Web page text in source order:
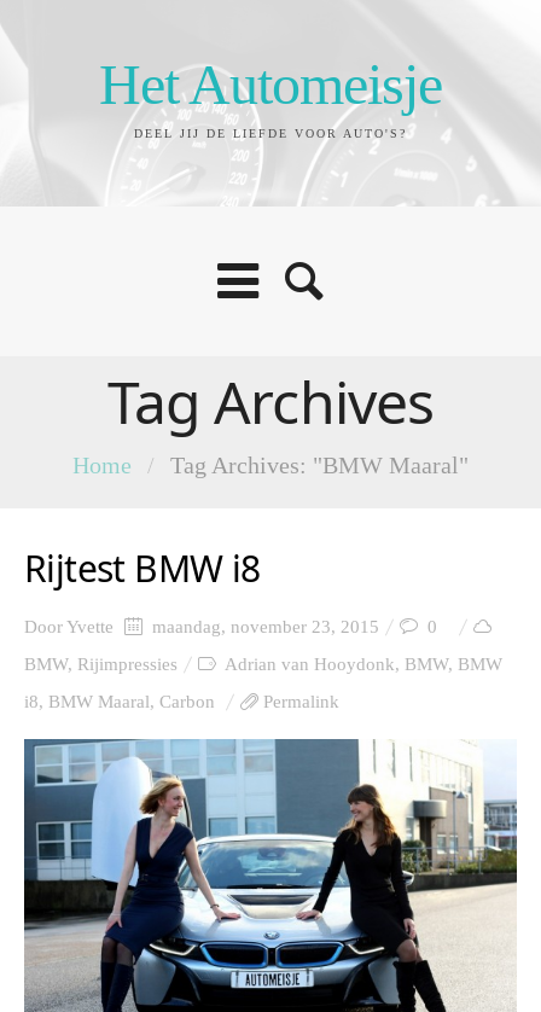
Het Automeisje
DEEL JIJ DE LIEFDE VOOR AUTO'S?
Tag Archives
Home / Tag Archives: "BMW Maaral"
Rijtest BMW i8
DoorYvette maandag, november 23, 2015
0
BMW, Rijimpressies Adrian van Hooydonk, BMW, BMW
i8, BMW Maaral, Carbon Permalink